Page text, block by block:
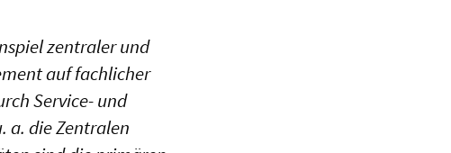
zentraler und
auf fachlicher
Service- und
a. die Zentralen